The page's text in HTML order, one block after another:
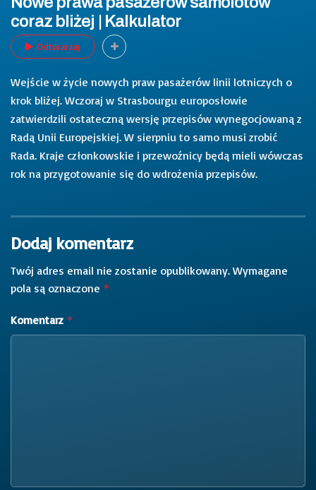
coraz bliżej | Kalkulator
Odtwarzaj
Wejście w życie nowych praw pasażerów linii lotniczych o
krok bliżej. Wczoraj w Strasbourgu europosłowie
zatwierdzili ostateczną wersję przepisów wynegocjowaną z
Radą Unii Europejskiej. W sierpniu to samo musi zrobić
Rada. Kraje członkowskie i przewoźnicy będą mieli wówczas
rok na przygotowanie się do wdrożenia przepisów.
Dodaj komentarz
Twój adres email nie zostanie opublikowany. Wymagane
pola są oznaczone *
Komentarz *